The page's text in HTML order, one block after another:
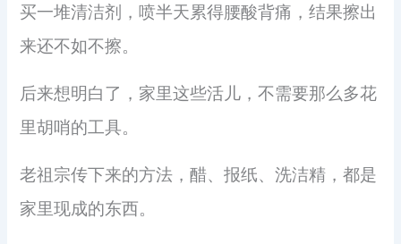
买一堆清洁剂，喷半天累得腰酸背痛，结果擦出
来还不如不擦。
后来想明白了，家里这些活儿，不需要那么多花
里胡哨的工具。
老祖宗传下来的方法，醋、报纸、洗洁精，都是
家里现成的东西。